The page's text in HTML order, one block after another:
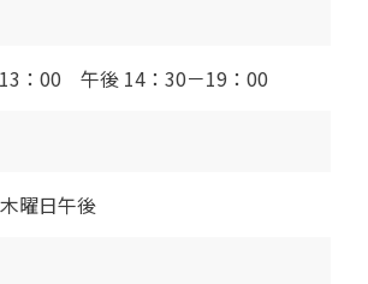
：00 午後 14：30－19：00
曜日午後